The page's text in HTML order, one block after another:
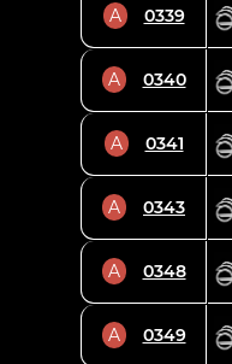
A 0339
A 0340
A 0341
A 0343
A 0348
A 0349